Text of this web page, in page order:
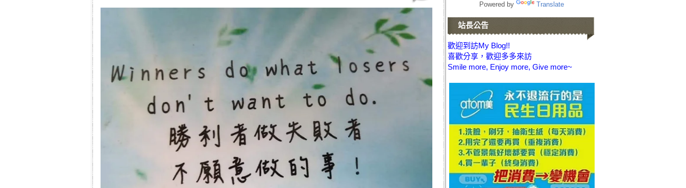
Powered by Translate
站長公告
歡迎到訪My Blog!!
喜歡分享，歡迎多多來訪
Smile more, Enjoy more, Give more~